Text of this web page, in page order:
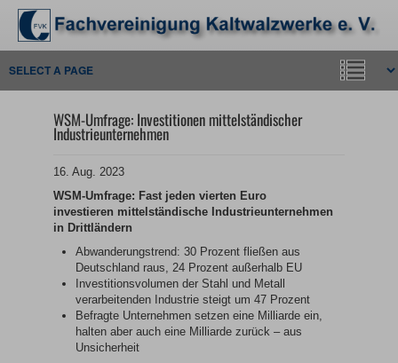
WSM-Umfrage: Investitionen mittelständischer
Industrieunternehmen
16. Aug. 2023
WSM-Umfrage: Fast jeden vierten Euro
investieren mittelständische Industrieunternehmen
in Drittländern
Abwanderungstrend: 30 Prozent fließen aus
Deutschland raus, 24 Prozent außerhalb EU
Investitionsvolumen der Stahl und Metall
verarbeitenden Industrie steigt um 47 Prozent
Befragte Unternehmen setzen eine Milliarde ein,
halten aber auch eine Milliarde zurück – aus
Unsicherheit